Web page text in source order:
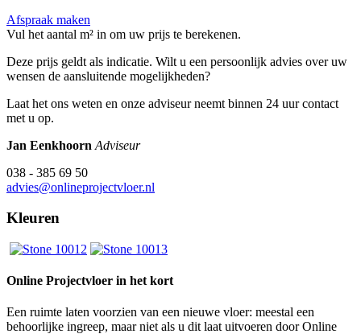
Afspraak maken
Vul het aantal m² in om uw prijs te berekenen.
Deze prijs geldt als indicatie. Wilt u een persoonlijk advies over uw
wensen de aansluitende mogelijkheden?
Laat het ons weten en onze adviseur neemt binnen 24 uur contact
met u op.
Jan Eenkhoorn Adviseur
038 - 385 69 50
advies@onlineprojectvloer.nl
Kleuren
Online Projectvloer in het kort
Een ruimte laten voorzien van een nieuwe vloer: meestal een
behoorlijke ingreep, maar niet als u dit laat uitvoeren door Online